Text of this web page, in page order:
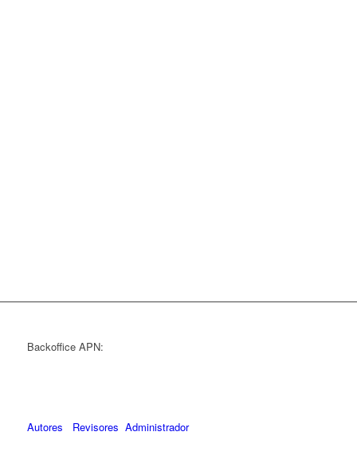
Backoffice APN:
Autores Revisores Administrador